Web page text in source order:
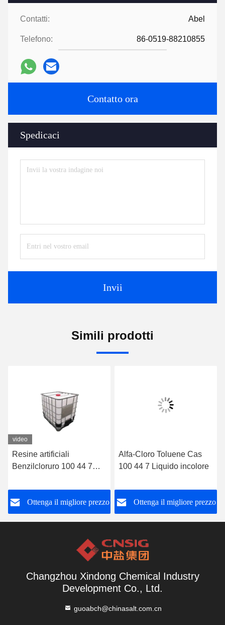
Contatti: Abel
Telefono: 86-0519-88210855
Contatto ora
Spedicaci
Invii
Simili prodotti
video
Resine artificiali
Benzilcloruro 100 44 7
Ottenga il migliore prezzo
Alfa-Cloro Toluene Cas
100 44 7 Liquido incolore
Ottenga il migliore prezzo
Changzhou Xindong Chemical Industry
Development Co., Ltd.
guoabch@chinasalt.com.cn